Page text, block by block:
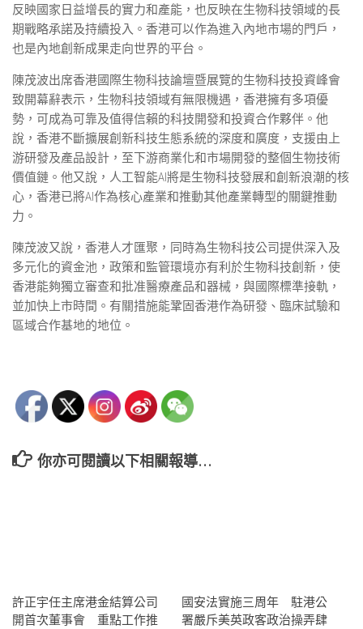
反映國家日益增長的實力和產能，也反映在生物科技領域的長
期戰略承諾及持續投入。香港可以作為進入內地市場的門戶，
也是內地創新成果走向世界的平台。
陳茂波出席香港國際生物科技論壇暨展覽的生物科技投資峰會
致開幕辭表示，生物科技領域有無限機遇，香港擁有多項優
勢，可成為可靠及值得信賴的科技開發和投資合作夥伴。他
說，香港不斷擴展創新科技生態系統的深度和廣度，支援由上
游研發及產品設計，至下游商業化和市場開發的整個生物技術
價值鏈。他又說，人工智能AI將是生物科技發展和創新浪潮的核
心，香港已將AI作為核心產業和推動其他產業轉型的關鍵推動
力。
陳茂波又說，香港人才匯聚，同時為生物科技公司提供深入及
多元化的資金池，政策和監管環境亦有利於生物科技創新，使
香港能夠獨立審查和批准醫療產品和器械，與國際標準接軌，
並加快上市時間。有關措施能鞏固香港作為研發、臨床試驗和
區域合作基地的地位。
你亦可閱讀以下相關報導…
許正宇任主席港金結算公司
開首次董事會 重點工作推
國安法實施三周年 駐港公
署嚴斥美英政客政治操弄肆